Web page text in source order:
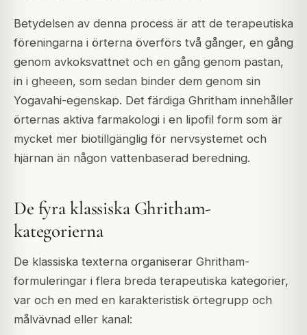
Betydelsen av denna process är att de terapeutiska
föreningarna i örterna överförs två gånger, en gång
genom avkoksvattnet och en gång genom pastan,
in i gheeen, som sedan binder dem genom sin
Yogavahi-egenskap. Det färdiga Ghritham innehåller
örternas aktiva farmakologi i en lipofil form som är
mycket mer biotillgänglig för nervsystemet och
hjärnan än någon vattenbaserad beredning.
De fyra klassiska Ghritham-
kategorierna
De klassiska texterna organiserar Ghritham-
formuleringar i flera breda terapeutiska kategorier,
var och en med en karakteristisk örtegrupp och
målvävnad eller kanal: